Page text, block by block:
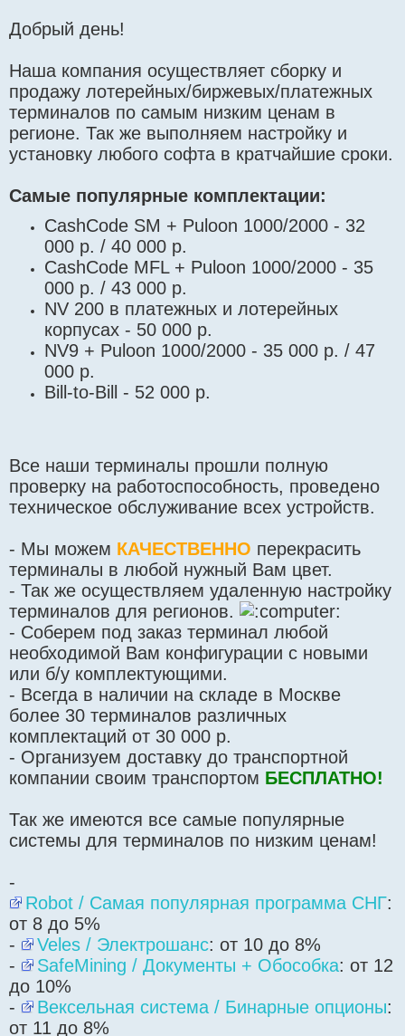
Добрый день!
Наша компания осуществляет сборку и
продажу лотерейных/биржевых/платежных
терминалов по самым низким ценам в
регионе. Так же выполняем настройку и
установку любого софта в кратчайшие сроки.
Самые популярные комплектации:
CashCode SM + Puloon 1000/2000 - 32
000 р. / 40 000 р.
CashCode MFL + Puloon 1000/2000 - 35
000 р. / 43 000 р.
NV 200 в платежных и лотерейных
корпусах - 50 000 р.
NV9 + Puloon 1000/2000 - 35 000 р. / 47
000 р.
Bill-to-Bill - 52 000 р.
Все наши терминалы прошли полную
проверку на работоспособность, проведено
техническое обслуживание всех устройств.
- Мы можем КАЧЕСТВЕННО перекрасить
терминалы в любой нужный Вам цвет.
- Так же осуществляем удаленную настройку
терминалов для регионов.
- Соберем под заказ терминал любой
необходимой Вам конфигурации с новыми
или б/у комплектующими.
- Всегда в наличии на складе в Москве
более 30 терминалов различных
комплектаций от 30 000 р.
- Организуем доставку до транспортной
компании своим транспортом БЕСПЛАТНО!
Так же имеются все самые популярные
системы для терминалов по низким ценам!
-
Robot / Самая популярная программа СНГ:
от 8 до 5%
-
Veles / Электрошанс: от 10 до 8%
-
SafeMining / Документы + Обособка: от 12
до 10%
-
Вексельная система / Бинарные опционы:
от 11 до 8%